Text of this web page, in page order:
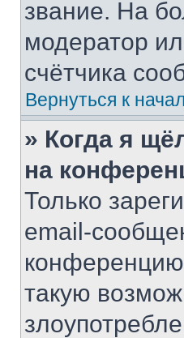
звание. На
модератор
счётчика
Вернуться к
» Когда я
на
Только
email-
такую